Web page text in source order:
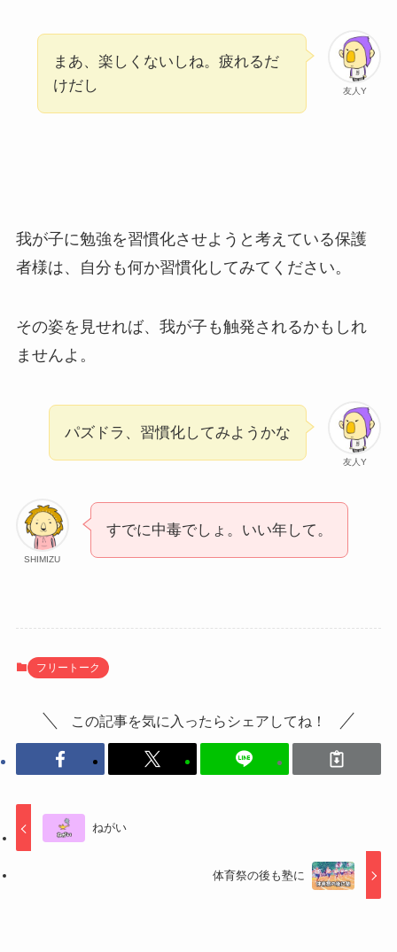
友人Y
まあ、楽しくないしね。疲れるだ
けだし
我が子に勉強を習慣化させようと考えている保護
者様は、自分も何か習慣化してみてください。
その姿を見せれば、我が子も触発されるかもしれ
ませんよ。
友人Y
パズドラ、習慣化してみようかな
SHIMIZU
すでに中毒でしょ。いい年して。
フリートーク
この記事を気に入ったらシェアしてね！
ねがい
体育祭の後も塾に